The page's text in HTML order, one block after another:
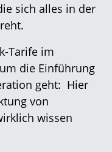
sich alles in der
Tarife im
die Einführung
geht: Hier
von
wissen